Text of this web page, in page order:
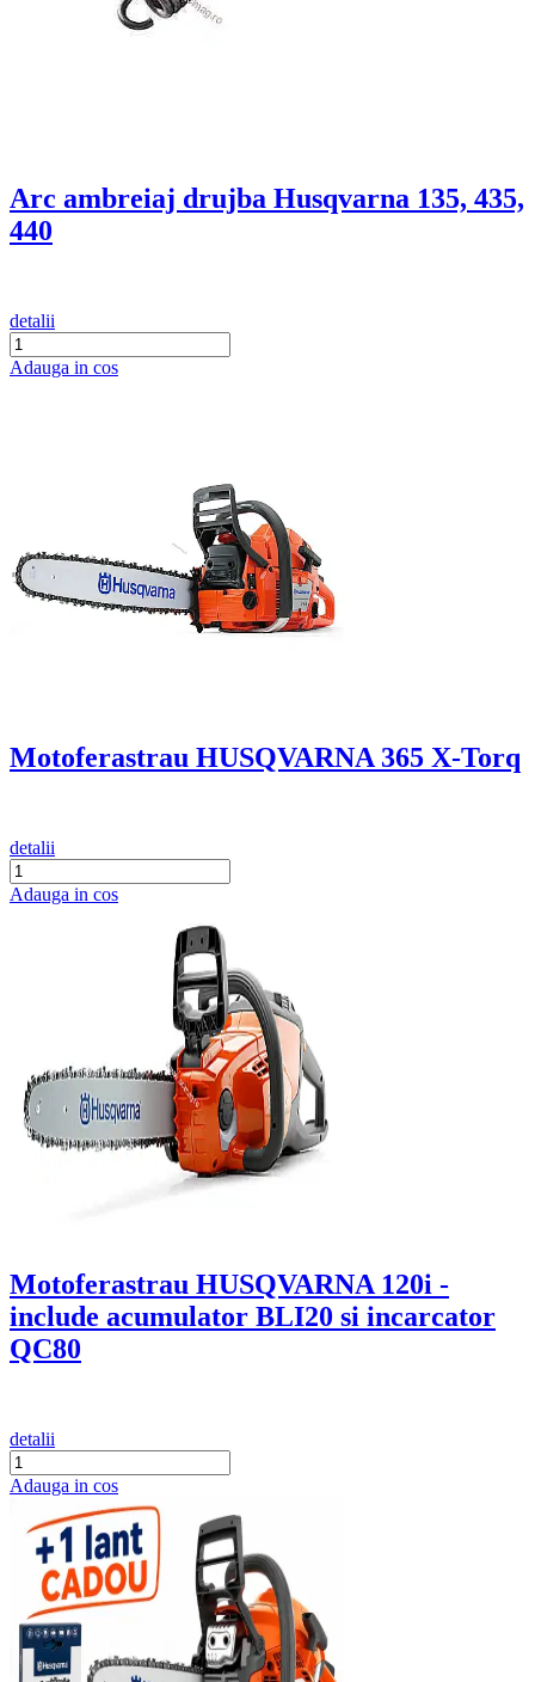
Arc ambreiaj drujba Husqvarna 135, 435,
440
detalii
Adauga in cos
Motoferastrau HUSQVARNA 365 X-Torq
detalii
Adauga in cos
Motoferastrau HUSQVARNA 120i -
include acumulator BLI20 si incarcator
QC80
detalii
Adauga in cos